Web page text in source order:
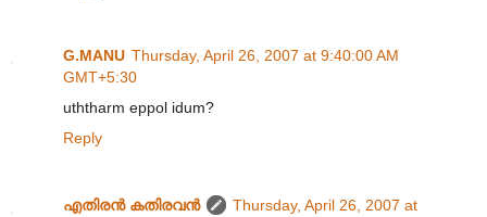
G.MANU Thursday, April 26, 2007 at 9:40:00 AM
GMT+5:30
uththarm eppol idum?
Reply
എതിരന്‍ കതിരവന്‍
Thursday, April 26, 2007 at